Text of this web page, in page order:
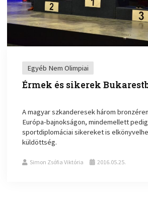
Egyéb Nem Olimpiai
Érmek és sikerek
A magyar szkanderesek három
Európa-bajnokságon, mindemellett
sportdiplomáciai sikereket is
küldöttség.
Simon Zsófia Viktória 2016.05.25.